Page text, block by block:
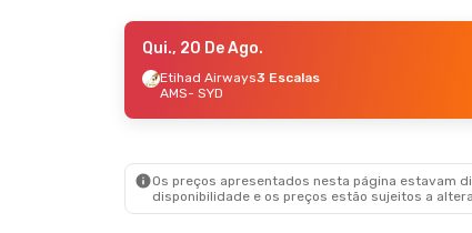
- Sex., 4 De Set.
1 Escala
Qui., 20 De Ago.
Etihad Airways3 Escalas
AMS- SYD
Os preços apresentados nesta página estavam
disponibilidade e os preços estão sujeitos a